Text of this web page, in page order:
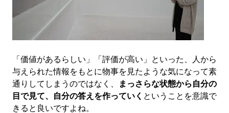
「価値があるらしい」「評価が高い」といった、人から
与えられた情報をもとに物事を見たような気になって素
通りしてしまうのではなく、
まっさらな状態から自分の
目で見て、自分の答えを作っていく ということを意識で
きると良いですよね。